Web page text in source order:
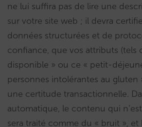
ne lui suffira pas de lire une
sur votre site web ; il devra
données structurées et de
confiance, que vos attributs (tels
disponible » ou ce « petit-
personnes intolérantes au gluten
une certitude transactionnelle.
automatique, le contenu qui
sera traité comme du « bruit », et